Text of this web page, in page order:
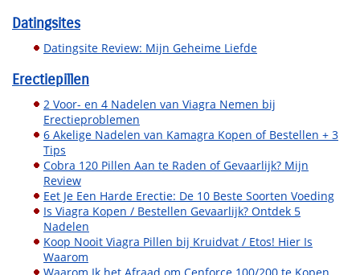
Datingsites
Datingsite Review: Mijn Geheime Liefde
Erectiepillen
2 Voor- en 4 Nadelen van Viagra Nemen bij
Erectieproblemen
6 Akelige Nadelen van Kamagra Kopen of Bestellen + 3
Tips
Cobra 120 Pillen Aan te Raden of Gevaarlijk? Mijn
Review
Eet Je Een Harde Erectie: De 10 Beste Soorten Voeding
Is Viagra Kopen / Bestellen Gevaarlijk? Ontdek 5
Nadelen
Koop Nooit Viagra Pillen bij Kruidvat / Etos! Hier Is
Waarom